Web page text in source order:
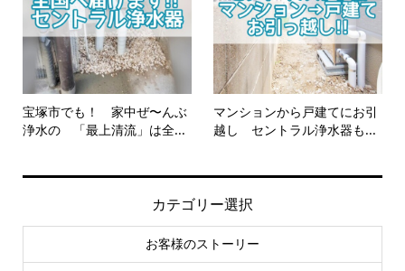
宝塚市でも！ 家中ぜ〜んぶ
浄水の 「最上清流」は全...
マンションから戸建てにお引
越し セントラル浄水器も...
カテゴリー選択
お客様のストーリー